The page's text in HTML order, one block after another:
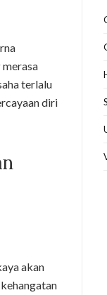
terlalu
diri
akan